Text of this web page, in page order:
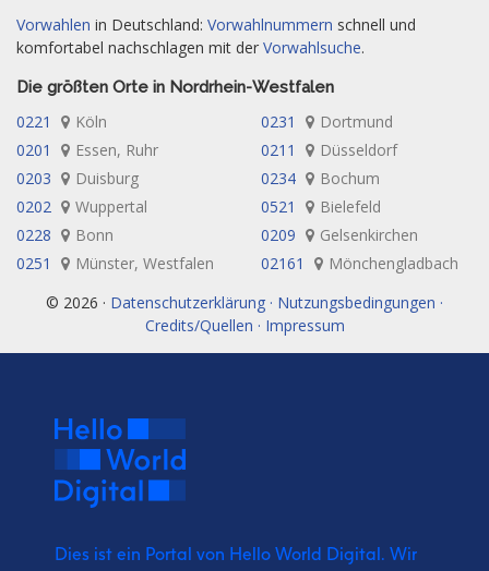
Vorwahlen in Deutschland: Vorwahlnummern schnell und
komfortabel nachschlagen mit der Vorwahlsuche.
Die größten Orte in Nordrhein-Westfalen
0221 Köln 0231
Dortmund
0201
Essen, Ruhr 0211
Düsseldorf
0203
Duisburg 0234
Bochum
0202
Wuppertal 0521
Bielefeld
0228
Bonn 0209
Gelsenkirchen
0251
Münster, Westfalen 02161
Mönchengladbach
© 2026 · Datenschutzerklärung · Nutzungsbedingungen ·
Credits/Quellen · Impressum
Dies ist ein Portal von Hello World Digital. Wir